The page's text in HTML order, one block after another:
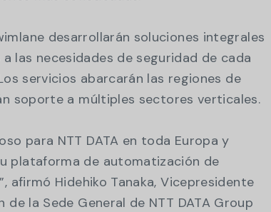
desarrollarán soluciones integrales
las necesidades de seguridad de cada
servicios abarcarán las regiones de
soporte a múltiples sectores verticales.
para NTT DATA en toda Europa y
plataforma de automatización de
afirmó Hidehiko Tanaka, Vicepresidente
la Sede General de NTT DATA Group